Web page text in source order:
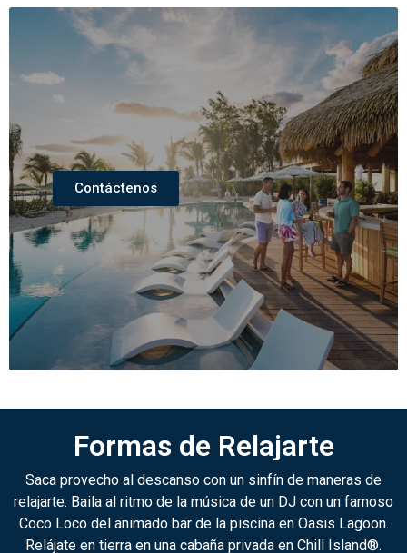
Contáctenos
Formas de Relajarte
Saca provecho al descanso con un sinfín de maneras de
relajarte. Baila al ritmo de la música de un DJ con un famoso
Coco Loco del animado bar de la piscina en Oasis Lagoon.
Relájate en tierra en una cabaña privada en Chill Island®.